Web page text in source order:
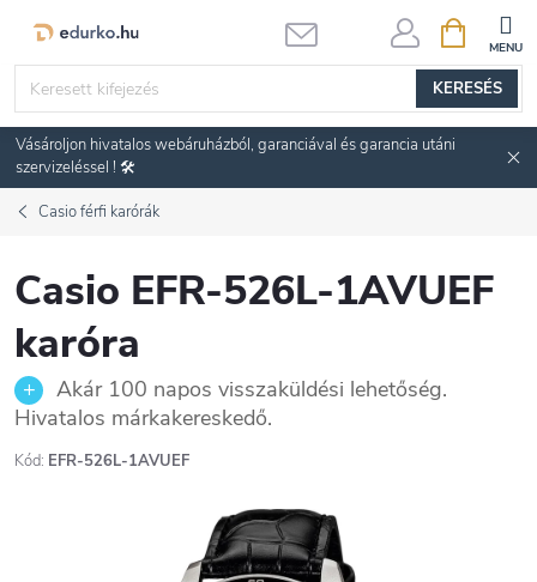
KERESÉS
KOSÁR
Vásároljon hivatalos webáruházból, garanciával és garancia utáni
szervizeléssel ! 🛠️
Casio férfi karórák
Casio EFR-526L-1AVUEF
karóra
Akár 100 napos visszaküldési lehetőség.
Hivatalos márkakereskedő.
Kód: EFR-526L-1AVUEF